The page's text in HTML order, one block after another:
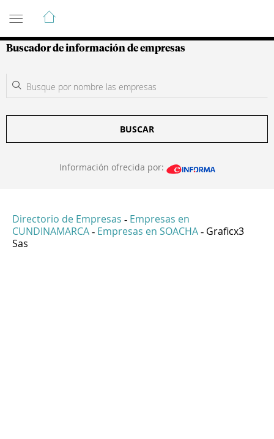
Guía de Empresas Colombianas
Buscador de información de empresas
BUSCAR
Información ofrecida por:
Directorio de Empresas - Empresas en
CUNDINAMARCA - Empresas en SOACHA - Graficx3
Sas